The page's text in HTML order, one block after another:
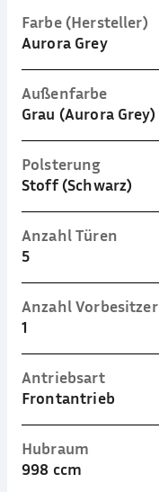
Farbe (Hersteller)
Aurora Grey
Außenfarbe
Grau (Aurora Grey)
Polsterung
Stoff (Schwarz)
Anzahl Türen
5
Anzahl Vorbesitzer
1
Antriebsart
Frontantrieb
Hubraum
998 ccm